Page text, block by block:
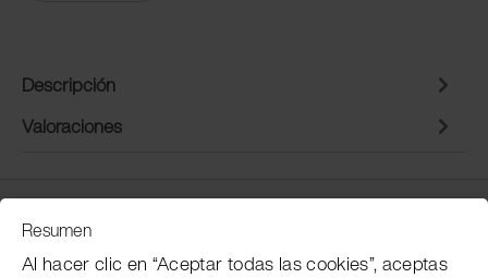
Descripción
Valoraciones
Servicio de atención al cliente
Resumen
Al hacer clic en “Aceptar todas las cookies”, aceptas